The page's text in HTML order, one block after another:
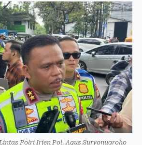
Polri Irjen Pol. Agus Suryonugroho